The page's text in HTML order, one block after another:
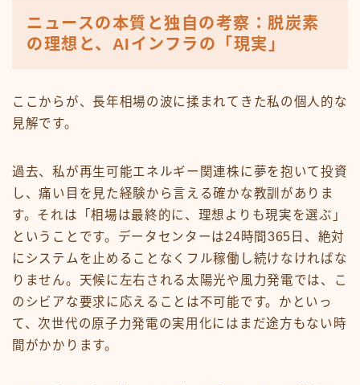
ニュースの本質と独自の考察：脱炭素
の理想と、AIインフラの「現実」
ここからが、長年相場の波に揉まれてきた私の個人的な
見解です。
過去、私が再生可能エネルギー関連株に夢を抱いて投資
し、痛い目を見た経験から言える確かな教訓がありま
す。それは「相場は最終的に、理想よりも現実を選ぶ」
ということです。データセンターは24時間365日、絶対
にシステムを止めることなくフル稼働し続けなければな
りません。天候に左右される太陽光や風力発電では、こ
のシビアな要求に応えることは不可能です。かといっ
て、次世代の原子力発電の実用化にはまだ途方もない時
間がかかります。